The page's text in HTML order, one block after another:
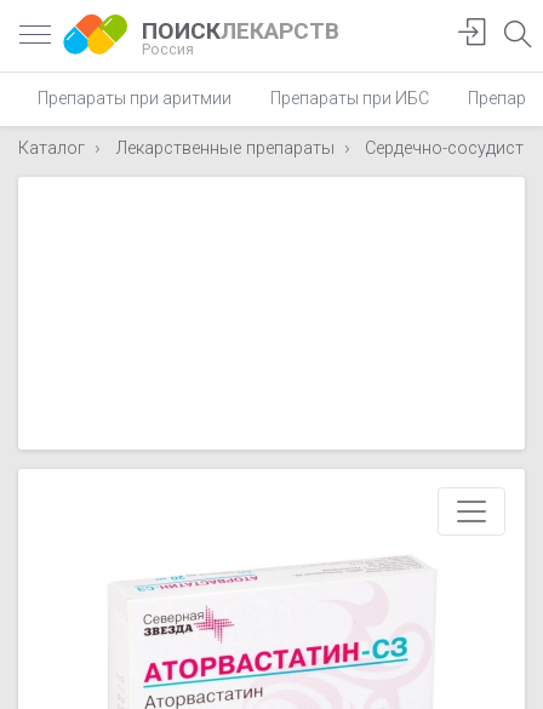
ПОИСКЛЕКАРСТВ
Россия
Препараты при аритмии Препараты при ИБС
Каталог Лекарственные препараты Сердечно-